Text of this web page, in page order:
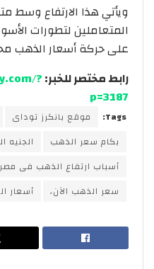
ويأتي هذا الارتفاع وسط
المتعاملين لتطورات
على حركة أسعار الذهب
رابط مختصر للخبر:?
p=3187
Tags: موقع بانكرز توداى
بكام سعر الذهب
الجنيه
أسباب ارتفاع الذهب فى مصر
سعر الذهب الآن،
أسعار